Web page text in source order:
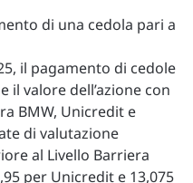
di una cedola pari a
il pagamento di cedole
il valore dell’azione con
BMW, Unicredit e
di valutazione
al Livello Barriera
per Unicredit e 13,075